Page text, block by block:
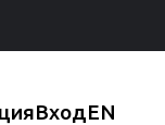
ВходEN